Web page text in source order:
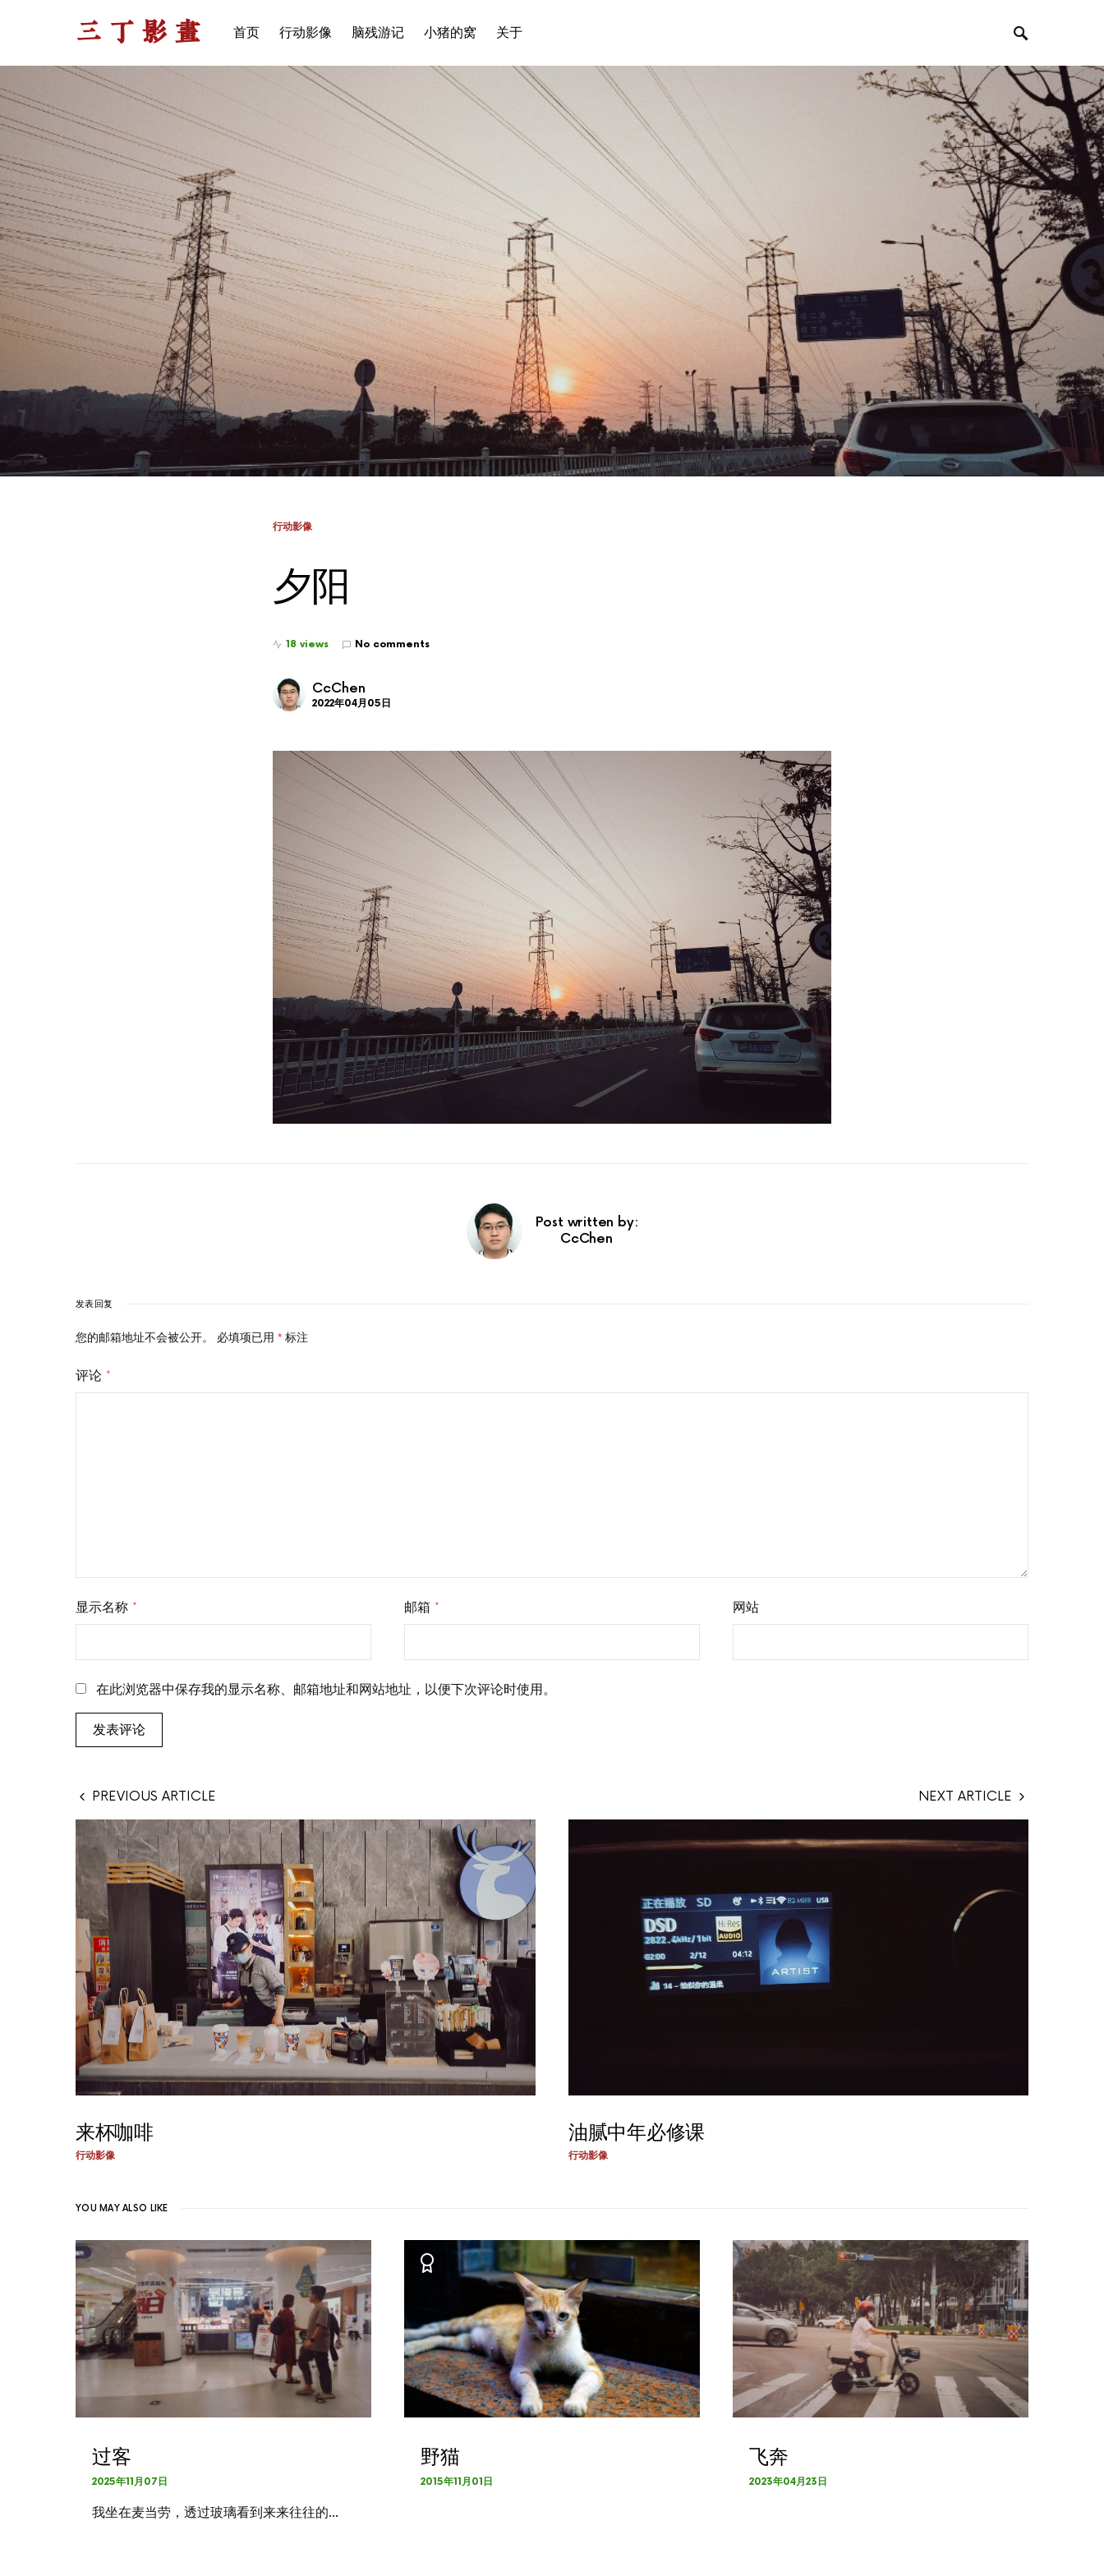
三丁影画 首页 行动影像 脑残游记 小猪的窝 关于
行动影像
夕阳
18 views No comments
CcChen
2022年04月05日
Post written by:
CcChen
发表回复
您的邮箱地址不会被公开。 必填项已用 * 标注
评论 *
显示名称 * 邮箱 * 网站
在此浏览器中保存我的显示名称、邮箱地址和网站地址，以便下次评论时使用。
PREVIOUS ARTICLE
来杯咖啡
行动影像
NEXT ARTICLE
油腻中年必修课
行动影像
YOU MAY ALSO LIKE
过客
2025年11月07日
我坐在麦当劳，透过玻璃看到来来往往的…
野猫
2015年11月01日
飞奔
2023年04月23日